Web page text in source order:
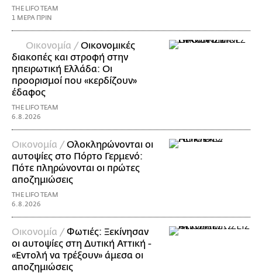
THE LIFO TEAM
1 ΜΕΡΑ ΠΡΙΝ
Οικονομία / Οικονομικές
διακοπές και στροφή στην
ηπειρωτική Ελλάδα: Οι
προορισμοί που «κερδίζουν»
έδαφος
THE LIFO TEAM
6.8.2026
Οικονομία / Ολοκληρώνονται οι
αυτοψίες στο Πόρτο Γερμενό:
Πότε πληρώνονται οι πρώτες
αποζημιώσεις
THE LIFO TEAM
6.8.2026
Οικονομία / Φωτιές: Ξεκίνησαν
οι αυτοψίες στη Δυτική Αττική -
«Εντολή να τρέξουν» άμεσα οι
αποζημιώσεις